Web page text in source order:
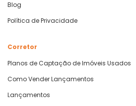
Blog
Política de Privacidade
Corretor
Planos de Captação de Imóveis Usados
Como Vender Lançamentos
Lançamentos